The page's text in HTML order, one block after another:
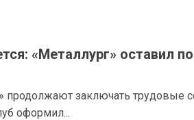
«Металлург» оставил
продолжают заключать трудовые
оформил...